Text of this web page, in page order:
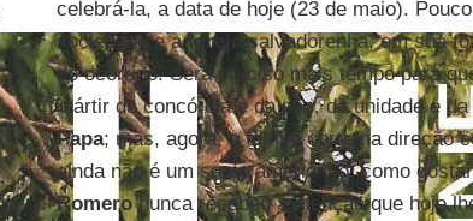
celebrá-la, a data de hoje (23 de maio).
sociedade e aIgrejasalvadorenha, em sua
do ocorrido. Será preciso mais tempo para
mártir da concórdia e da paz, da unidade e
Papa; mas, agora, o tempo corre na direção
ainda não é um santo americano, como
Romeronunca recebeu a atenção que hoje